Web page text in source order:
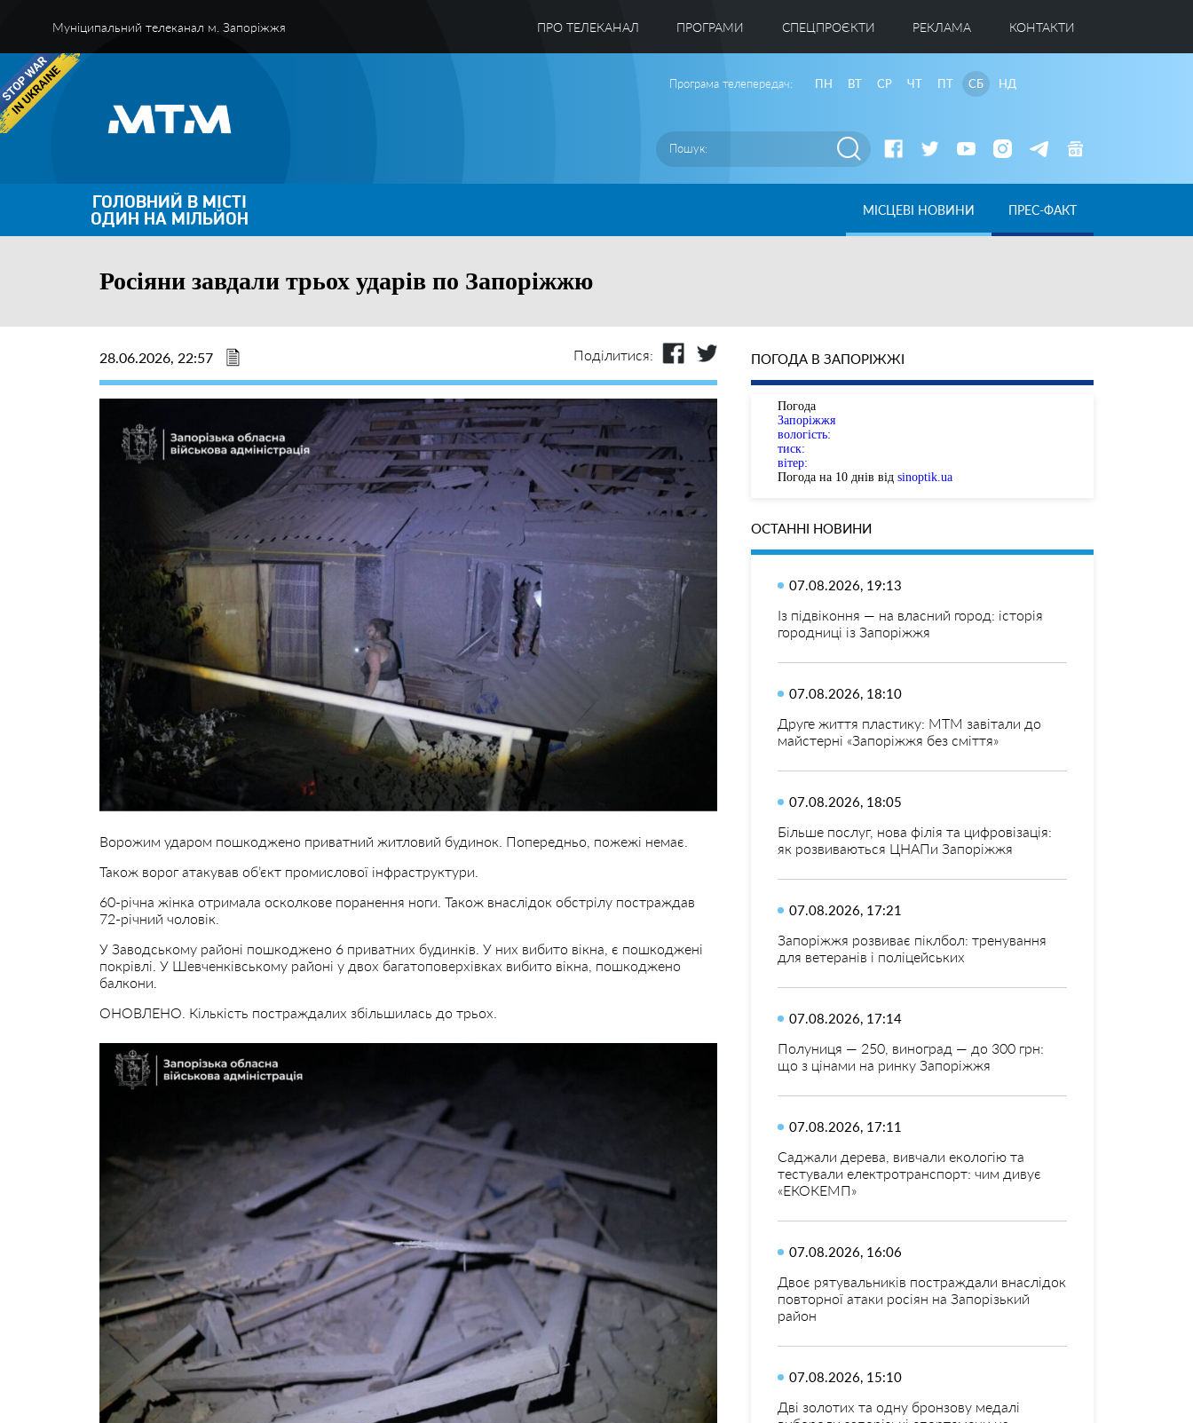
Муніципальний телеканал м. Запоріжжя ПРО ТЕЛЕКАНАЛ ПРОГРАМИ CПЕЦПРОЄКТИ РЕКЛАМА КОНТАКТИ
Програма телепередач: ПН ВТ СР ЧТ ПТ СБ НД
ГОЛОВНИЙ В МІСТІ
ОДИН НА МІЛЬЙОН МІСЦЕВІ НОВИНИ ПРЕС-ФАКТ
Росіяни завдали трьох ударів по Запоріжжю
28.06.2026, 22:57 Поділитися:
Ворожим ударом пошкоджено приватний житловий будинок. Попередньо, пожежі немає.
Також ворог атакував об’єкт промислової інфраструктури.
60-річна жінка отримала осколкове поранення ноги. Також внаслідок обстрілу постраждав
72-річний чоловік.
У Заводському районі пошкоджено 6 приватних будинків. У них вибито вікна, є пошкоджені
покрівлі. У Шевченківському районі у двох багатоповерхівках вибито вікна, пошкоджено
балкони.
ОНОВЛЕНО. Кількість постраждалих збільшилась до трьох.
ПОГОДА В ЗАПОРІЖЖІ
Погода
Запоріжжя
вологість:
тиск:
вітер:
Погода на 10 днів від sinoptik.ua
ОСТАННІ НОВИНИ
07.08.2026, 19:13
Із підвіконня — на власний город: історія
городниці із Запоріжжя
07.08.2026, 18:10
Друге життя пластику: МТМ завітали до
майстерні «Запоріжжя без сміття»
07.08.2026, 18:05
Більше послуг, нова філія та цифровізація:
як розвиваються ЦНАПи Запоріжжя
07.08.2026, 17:21
Запоріжжя розвиває піклбол: тренування
для ветеранів і поліцейських
07.08.2026, 17:14
Полуниця — 250, виноград — до 300 грн:
що з цінами на ринку Запоріжжя
07.08.2026, 17:11
Саджали дерева, вивчали екологію та
тестували електротранспорт: чим дивує
«ЕКОКЕМП»
07.08.2026, 16:06
Двоє рятувальників постраждали внаслідок
повторної атаки росіян на Запорізький
район
07.08.2026, 15:10
Дві золотих та одну бронзову медалі